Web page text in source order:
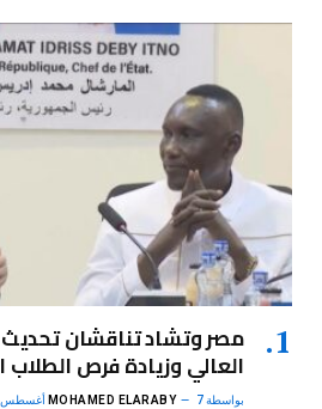
مصر وتشاد تناقشان تحديث
العالي وزيادة فرص الطلاب
بواسطة MOHAMED ELARABY 7 أغسطس، 2026